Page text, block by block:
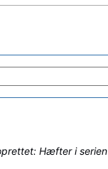
Hæfter i serien